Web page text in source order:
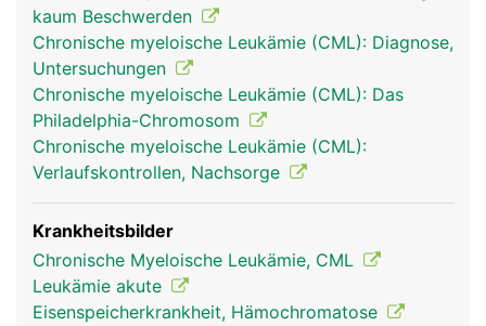
kaum Beschwerden
Chronische myeloische Leukämie (CML): Diagnose,
Untersuchungen
Chronische myeloische Leukämie (CML): Das
Philadelphia-Chromosom
Chronische myeloische Leukämie (CML):
Verlaufskontrollen, Nachsorge
Krankheitsbilder
Chronische Myeloische Leukämie, CML
Leukämie akute
Eisenspeicherkrankheit, Hämochromatose